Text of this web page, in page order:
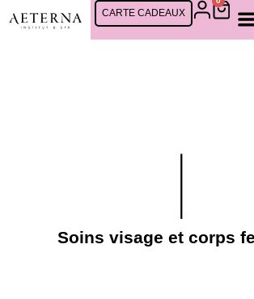
CARTE CADEAUX
Soins visage et corps